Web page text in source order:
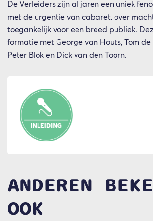
De Verleiders zijn al jaren een uniek
met de urgentie van cabaret, over
toegankelijk voor een breed publiek.
formatie met George van Houts, Tom de
Peter Blok en Dick van den Toorn.
ANDEREN
OOK